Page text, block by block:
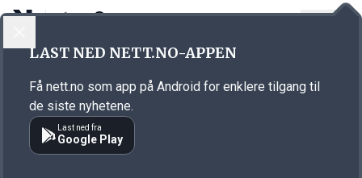
Annonsørinnhold
LAST NED NETT.NO-APPEN
Få nett.no som app på Android for enklere tilgang til
de siste nyhetene.
Last ned fra
Google Play